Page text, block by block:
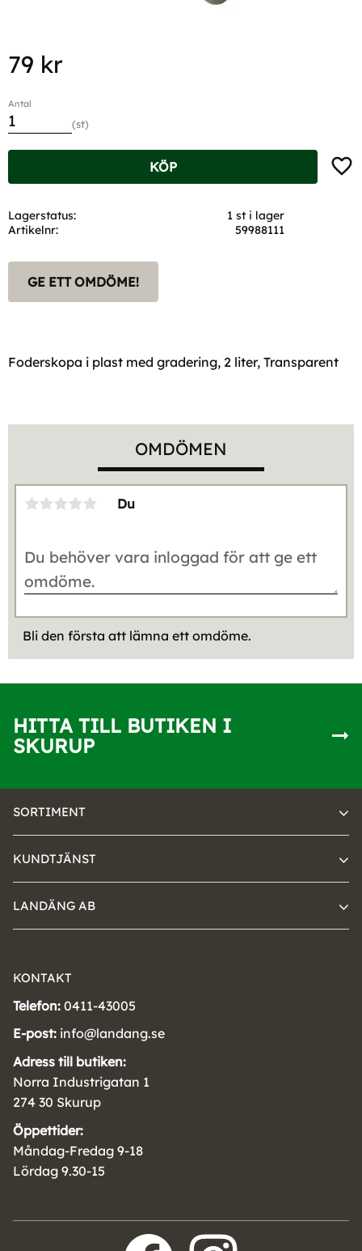
79 kr
Antal
st
KÖP
Lagerstatus
1 st i lager
Artikelnr
59988111
GE ETT OMDÖME!
Foderskopa i plast med gradering, 2 liter, Transparent
OMDÖMEN
Du
Bli den första att lämna ett omdöme.
HITTA TILL BUTIKEN I
SKURUP
SORTIMENT
KUNDTJÄNST
LANDÄNG AB
KONTAKT
Telefon: 0411-43005
E-post: info@landang.se
Adress till butiken:
Norra Industrigatan 1
274 30 Skurup
Öppettider:
Måndag-Fredag 9-18
Lördag 9.30-15